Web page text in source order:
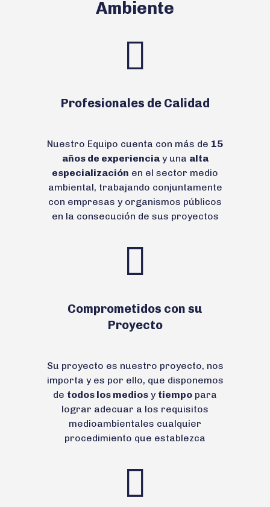
Ambiente
Profesionales de Calidad
Nuestro Equipo cuenta con más de 15
años de experienciay una alta
especialización en el sector medio
ambiental, trabajando conjuntamente
con empresas y organismos públicos
en la consecución de sus proyectos
Comprometidos con su
Proyecto
Su proyecto es nuestro proyecto, nos
importa y es por ello, que disponemos
de todos los medios y tiempo para
lograr adecuar a los requisitos
medioambientales cualquier
procedimiento que establezca